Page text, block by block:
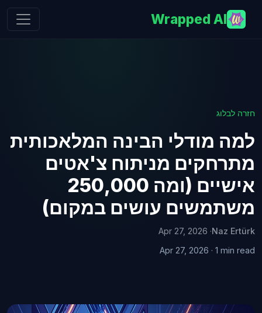
Wrapped AI
חזרה לבלוג
למה מודלי הבינה המלאכותית
מתרחקים מניתוח צ'אטים
אישיים (ומה 250,000
משתמשים עושים במקום)
Naz Ertürk
· Apr 27, 2026
Apr 27, 2026 · 1 min read